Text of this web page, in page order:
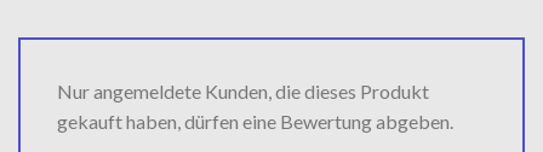
Nur angemeldete Kunden, die dieses Produkt
gekauft haben, dürfen eine Bewertung abgeben.